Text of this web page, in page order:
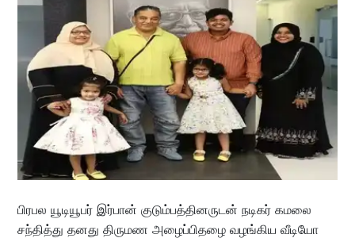
பிரபல யூடியூபர் இர்பான் குடும்பத்தினருடன் நடிகர் கமலை
சந்தித்து தனது திருமண அழைப்பிதழை வழங்கிய வீடியோ